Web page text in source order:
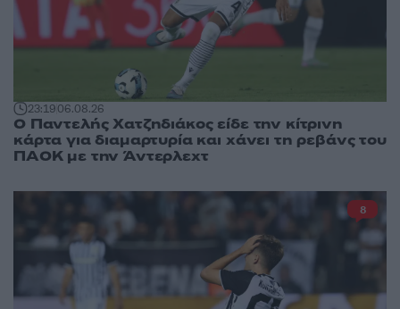
23:1906.08.26
Ο Παντελής Χατζηδιάκος είδε την κίτρινη
κάρτα για διαμαρτυρία και χάνει τη ρεβάνς του
ΠΑΟΚ με την Άντερλεχτ
8